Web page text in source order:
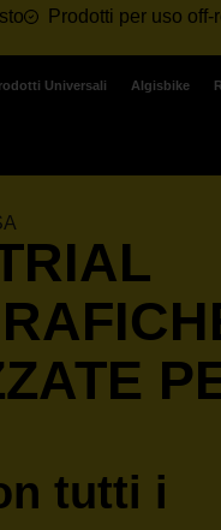
Prodotti per uso off-
Universali Algisbike
tutti i